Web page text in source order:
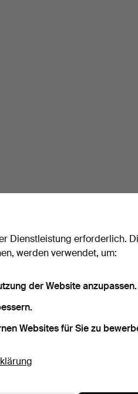
Dienstleistung erforderlich.
werden verwendet, um:
der Website anzupassen.
Websites für Sie zu